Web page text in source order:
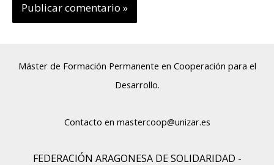
Máster de Formación Permanente en Cooperación para el
Desarrollo.
Contacto en mastercoop@unizar.es
FEDERACIÓN ARAGONESA DE SOLIDARIDAD -